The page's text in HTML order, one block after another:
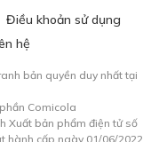
Điều khoản sử dụng
hệ
bản quyền duy nhất tại
Comicola
Xuất bản phẩm điện tử số
hành cấp ngày 01/06/2022